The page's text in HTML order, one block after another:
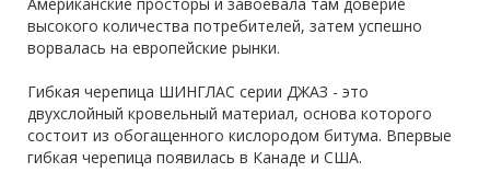
высокого количества потребителей, затем успешно
ворвалась на европейские рынки.
Гибкая черепица ШИНГЛАС серии ДЖАЗ - это
двухслойный кровельный материал, основа которого
состоит из обогащенного кислородом битума. Впервые
гибкая черепица появилась в Канаде и США.